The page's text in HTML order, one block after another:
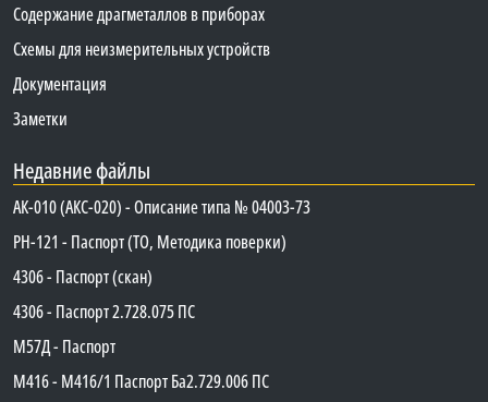
Содержание драгметаллов в приборах
Схемы для неизмерительных устройств
Документация
Заметки
Недавние файлы
АК-010 (АКС-020) - Описание типа № 04003-73
PH-121 - Паспорт (ТО, Методика поверки)
4306 - Паспорт (скан)
4306 - Паспорт 2.728.075 ПС
М57Д - Паспорт
М416 - М416/1 Паспорт Ба2.729.006 ПС